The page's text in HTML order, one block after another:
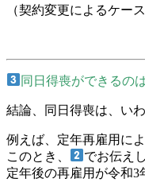
（契約変更によるケー
同日得喪ができるの
結論、同日得喪は、い
例えば、定年再雇用に
このとき、
でお伝え
定年後の再雇用が令和3